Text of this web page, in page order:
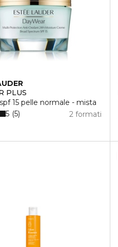
PLUS
15 pelle normale - mista
2 formati
5 5